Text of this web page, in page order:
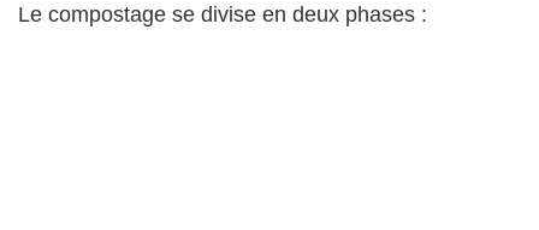
Le compostage se divise en deux phases :